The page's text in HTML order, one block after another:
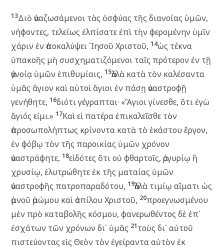
13Διὸ ἀναζωσάμενοι τὰς ὀσφύας τῆς διανοίας ὑμῶν,
νήφοντες, τελείως ἐλπίσατε ἐπὶ τὴν φερομένην ὑμῖν
χάριν ἐν ἀποκαλύψει ᾿Ιησοῦ Χριστοῦ, 14ὡς τέκνα
ὑπακοῆς μὴ συσχηματιζόμενοι ταῖς πρότερον ἐν τῇ
ἀγνοίᾳ ὑμῶν ἐπιθυμίαις, 15ἀλλὰ κατὰ τὸν καλέσαντα
ὑμᾶς ἅγιον καὶ αὐτοὶ ἅγιοι ἐν πάσῃ ἀναστροφῇ
γενήθητε, 16διότι γέγραπται· «Ἅγιοι γίνεσθε, ὅτι ἐγὼ
ἅγιός εἰμι.» 17Καὶ εἰ πατέρα ἐπικαλεῖσθε τὸν
ἀπροσωπολήπτως κρίνοντα κατὰ τὸ ἑκάστου ἔργον,
ἐν φόβῳ τὸν τῆς παροικίας ὑμῶν χρόνον
ἀναστράφητε, 18εἰδότες ὅτι οὐ φθαρτοῖς, ἀργυρίῳ ἢ
χρυσίῳ, ἐλυτρώθητε ἐκ τῆς ματαίας ὑμῶν
ἀναστροφῆς πατροπαραδότου, 19ἀλλὰ τιμίῳ αἵματι ὡς
ἀμνοῦ ἀμώμου καὶ ἀσπίλου Χριστοῦ, 20προεγνωσμένου
μὲν πρὸ καταβολῆς κόσμου, φανερωθέντος δὲ ἐπ᾽
ἐσχάτων τῶν χρόνων δι᾽ ὑμᾶς 21τοὺς δι᾽ αὐτοῦ
πιστεύοντας εἰς Θεὸν τὸν ἐγείραντα αὐτὸν ἐκ